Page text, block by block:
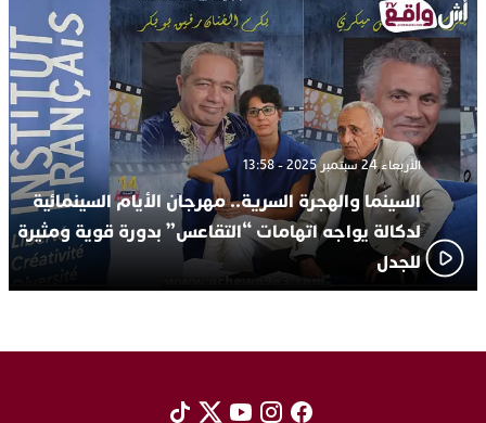
الأربعاء 24 سبتمبر 2025 - 13:58
السينما والهجرة السرية.. مهرجان الأيام السينمائية
لدكالة يواجه اتهامات “التقاعس” بدورة قوية ومثيرة
للجدل